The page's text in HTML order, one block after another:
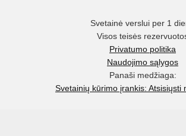
Svetainė verslui per 1
Visos teisės
Privatumo politika
Naudojimo sąlygos
Panaši medžiaga:
Svetainių kūrimo įrankis: Atsisiųsti